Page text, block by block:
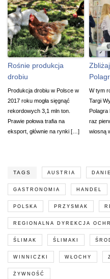
Rośnie produkcja
drobiu
Produkcja drobiu w Polsce w
2017 roku mogła sięgnąć
rekordowych 3,1 mln ton.
Prawie połowa trafia na
eksport, głównie na rynki […]
W tym
Targi
Polagra
raz
wiosną
TAGS AUSTRIA DANIE
GASTRONOMIA HANDEL
POLSKA PRZYSMAK
REGIONALNA DYREKCJA
ŚLIMAK ŚLIMAKI
WINNICZKI WŁOCHY
ŻYWNOŚĆ